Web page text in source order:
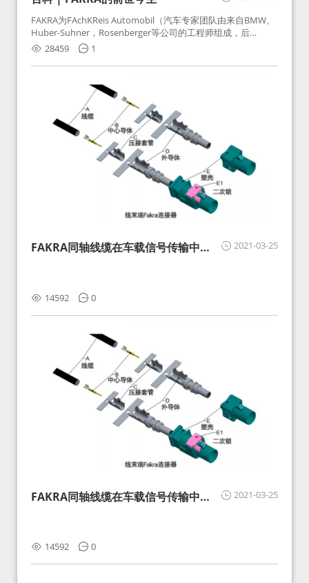
FAKRA为FAchKReis Automobil（汽车专家团队由来自BMW、
Huber-Suhner，Rosenberger等公司的工程师组成，后
Huber-Suhner相关连接器业务及技术在2010年并入
Rosenberger）缩写。起初为BMW需求用于车载收音机天线连
接，如今FAKRA已成为汽车行业通用标准的射频连接器，被业
28459 1
2021-03-25
FAKRA同轴线缆在车载信号传输中的
14592 0
2021-03-25
FAKRA同轴线缆在车载信号传输中的
14592 0